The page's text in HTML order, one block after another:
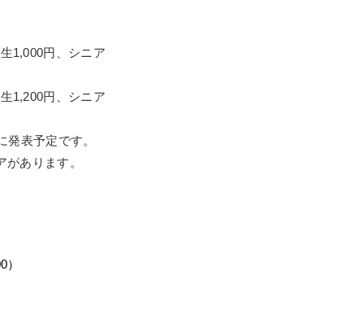
1,000円、シニア
1,200円、シニア
表予定です。
あります。